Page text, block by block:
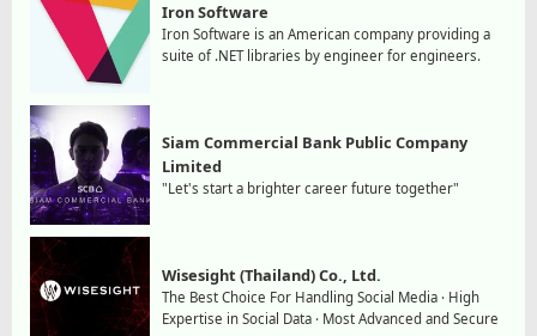
Iron Software
Iron Software is an American company providing a
suite of .NET libraries by engineer for engineers.
Siam Commercial Bank Public Company
Limited
"Let's start a brighter career future together"
Wisesight (Thailand) Co., Ltd.
The Best Choice For Handling Social Media · High
Expertise in Social Data · Most Advanced and Secure